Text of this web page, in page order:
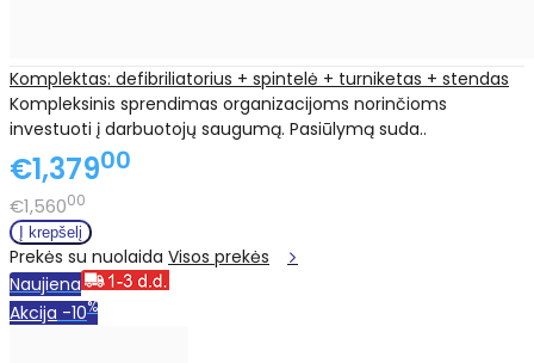
Komplektas: defibriliatorius + spintelė + turniketas + stendas
Kompleksinis sprendimas organizacijoms norinčioms
investuoti į darbuotojų saugumą. Pasiūlymą suda..
€1,37900
€1,56000
Prekės su nuolaida Visos prekės
Naujiena
Akcija -10%